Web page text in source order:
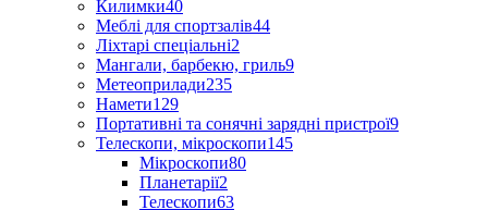
Килимки40
Меблі для спортзалів44
Ліхтарі спеціальні2
Мангали, барбекю, гриль9
Метеоприлади235
Намети129
Портативні та сонячні зарядні пристрої9
Телескопи, мікроскопи145
Мікроскопи80
Планетарії2
Телескопи63